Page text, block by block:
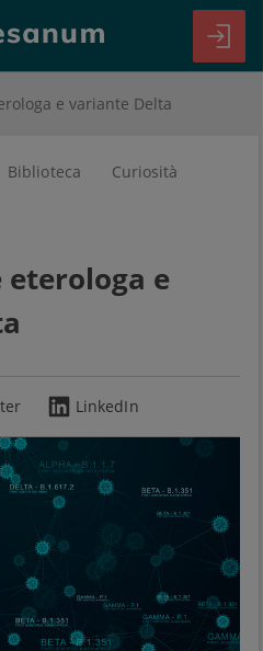
e variante Delta
Biblioteca Curiosità
eterologa e
LinkedIn